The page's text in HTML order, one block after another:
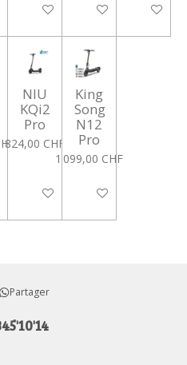
au panierAjouter au panierAjouter au panier
Ajouter
au panier
NIU
KQi2
Pro
824,00 CHF
Ajouter au panier
King
Song
N12
Pro
1 099,00 CHF
Ajouter au panier
Partager